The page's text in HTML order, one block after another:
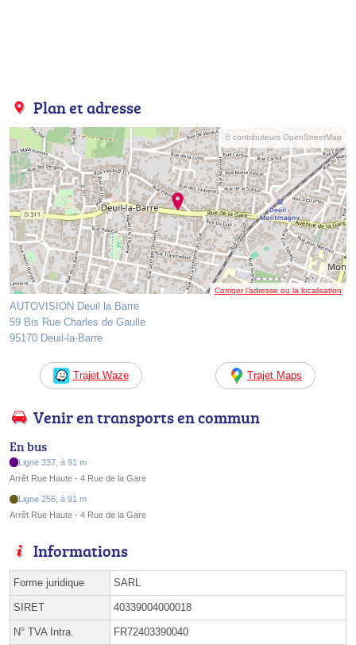
Plan et adresse
© contributeurs OpenStreetMap
Corriger l’adresse ou la localisation
AUTOVISION Deuil la Barre
59 Bis Rue Charles de Gaulle
95170 Deuil-la-Barre
Trajet Waze Trajet Maps
Venir en transports en commun
En bus
Ligne 337, à 91 m
Arrêt Rue Haute - 4 Rue de la Gare
Ligne 256, à 91 m
Arrêt Rue Haute - 4 Rue de la Gare
Informations
Forme juridique SARL
SIRET 40339004000018
N° TVA Intra. FR72403390040